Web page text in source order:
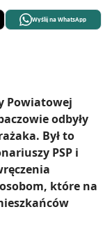
Wyślij na WhatsApp
Powiatowej
odbyły
Był to
PSP i
które na